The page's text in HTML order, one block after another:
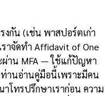
งกัน (เช่น พาสปอร์ตเก่า
าจัดทำ Affidavit of One
ผ่าน MFA — ใช้แก้ปัญหา
านอ่านคู่มือนี้เพราะมีคน
าโทรปรึกษาเราก่อน ความ